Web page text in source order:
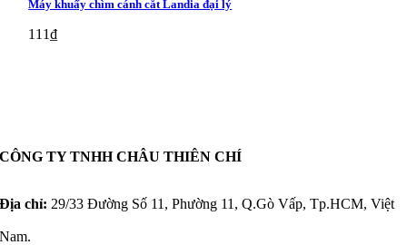
Máy khuấy chìm cánh cắt Landia đại lý
111₫
CÔNG TY TNHH CHÂU THIÊN CHÍ
Địa chỉ: 29/33 Đường Số 11, Phường 11, Q.Gò Vấp, Tp.HCM, Việt
Nam.